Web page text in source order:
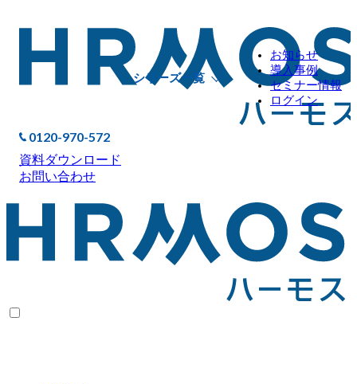
シリーズ一覧
お知らせ
導入事例
セミナー情報
ログイン
0120-970-572
資料ダウンロード
お問い合わせ